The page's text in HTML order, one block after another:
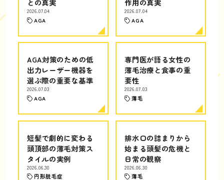
との真実
2026.07.04
AGA
作用の真実
2026.07.04
AGA
AGA対策のための低
出力レーザー機器を
選ぶ際の重要な基準
2026.07.03
AGA
専門医が語る女性の
薄毛治療と食事の重
要性
2026.07.03
薄毛
短髪で劇的に変わる
頭頂部の薄毛対策ス
タイルの実例
2026.06.30
円形脱毛症
排水口の詰まりから
始まる頭髪の危機と
日常の観察
2026.06.30
薄毛